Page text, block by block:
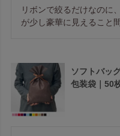
リボンで絞るだけなのに
が少し豪華に見えること
ソフトバッ
包装袋｜50